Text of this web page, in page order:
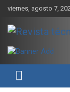
Skip
content
viernes, agosto 7,
Revista
Sport
rendimiento,